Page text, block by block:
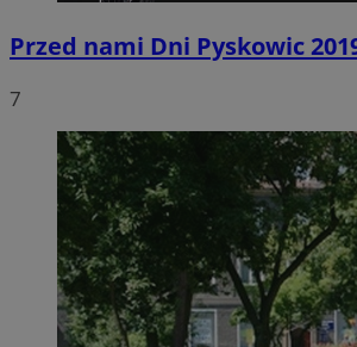
Przed nami Dni Pyskowic
7